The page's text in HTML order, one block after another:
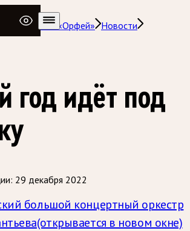
музыки «Орфей» Новости
год идёт под
29 декабря 2022
большой концертный оркестр
(открывается в новом окне)